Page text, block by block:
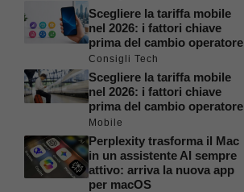
Scegliere la tariffa mobile
nel 2026: i fattori chiave
prima del cambio operatore
Consigli Tech
Scegliere la tariffa mobile
nel 2026: i fattori chiave
prima del cambio operatore
Mobile
Perplexity trasforma il Mac
in un assistente AI sempre
attivo: arriva la nuova app
per macOS